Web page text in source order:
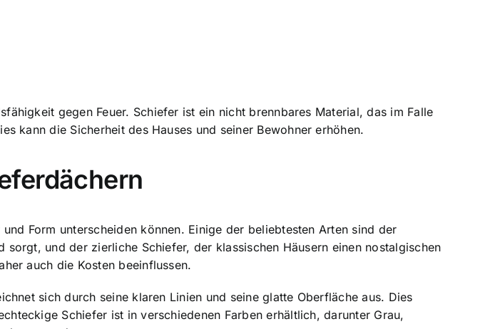
gegen Feuer. Schiefer ist ein nicht brennbares Material, das im Falle
kann die Sicherheit des Hauses und seiner Bewohner erhöhen.
Form unterscheiden können. Einige der beliebtesten Arten sind der
und der zierliche Schiefer, der klassischen Häusern einen nostalgischen
auch die Kosten beeinflussen.
sich durch seine klaren Linien und seine glatte Oberfläche aus. Dies
Schiefer ist in verschiedenen Farben erhältlich, darunter Grau,